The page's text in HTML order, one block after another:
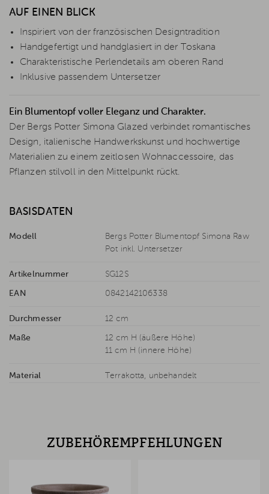
AUF EINEN BLICK
Inspiriert von der französischen Designtradition
Handgefertigt und handglasiert in der Toskana
Charakteristische Perlendetails am oberen Rand
Inklusive passendem Untersetzer
Ein Blumentopf voller Eleganz und Charakter.
Der Bergs Potter Simona Glazed verbindet romantisches
Design, italienische Handwerkskunst und hochwertige
Materialien zu einem zeitlosen Wohnaccessoire, das
Pflanzen stilvoll in den Mittelpunkt rückt.
BASISDATEN
Modell
Bergs Potter Blumentopf Simona Raw
Pot inkl. Untersetzer
Artikelnummer SG12S
EAN 0842142106338
Durchmesser 12 cm
Maße
12 cm H (äußere Höhe)
11 cm H (innere Höhe)
Material Terrakotta, unbehandelt
ZUBEHÖREMPFEHLUNGEN